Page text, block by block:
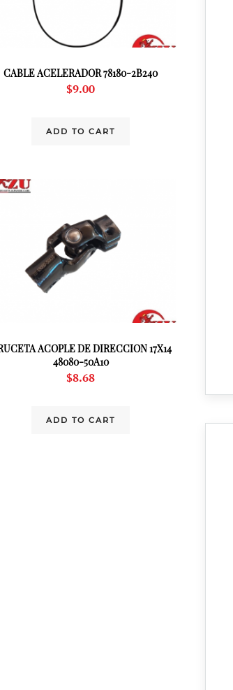
CABLE ACELERADOR 78180-2B240
$9.00
ADD TO CART
ACOPLE DE DIRECCION 17X14
48080-50A10
$8.68
ADD TO CART